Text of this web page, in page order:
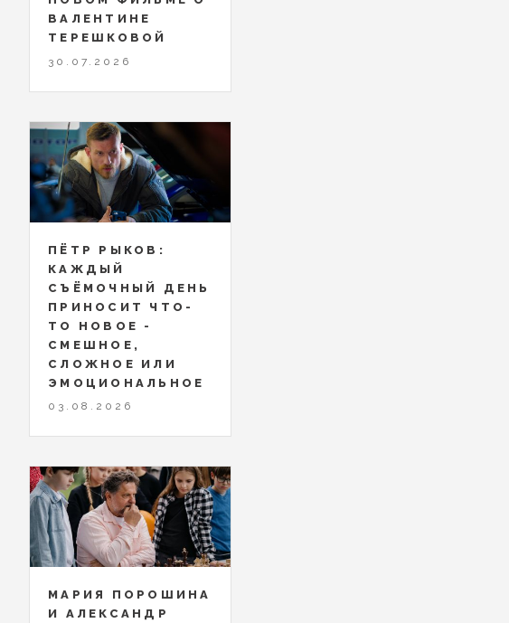
ВАЛЕНТИНЕ
ТЕРЕШКОВОЙ
30.07.2026
ПЁТР РЫКОВ:
КАЖДЫЙ
СЪЁМОЧНЫЙ ДЕНЬ
ПРИНОСИТ ЧТО-
ТО НОВОЕ -
СМЕШНОЕ,
СЛОЖНОЕ ИЛИ
ЭМОЦИОНАЛЬНОЕ
03.08.2026
МАРИЯ ПОРОШИНА
И АЛЕКСАНДР